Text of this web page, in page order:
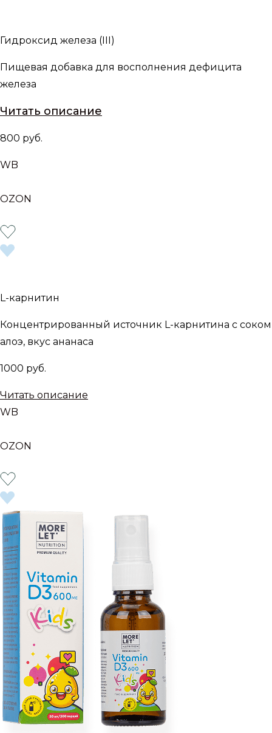
Гидроксид железа (III)
Пищевая добавка для восполнения дефицита
железа
Читать описание
800 руб.
WB
OZON
L-карнитин
Концентрированный источник L-карнитина с соком
алоэ, вкус ананаса
1000 руб.
Читать описание
WB
OZON